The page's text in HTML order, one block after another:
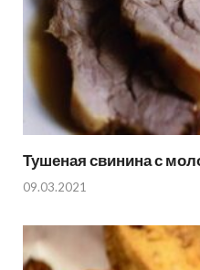
Тушеная свинина с
09.03.2021